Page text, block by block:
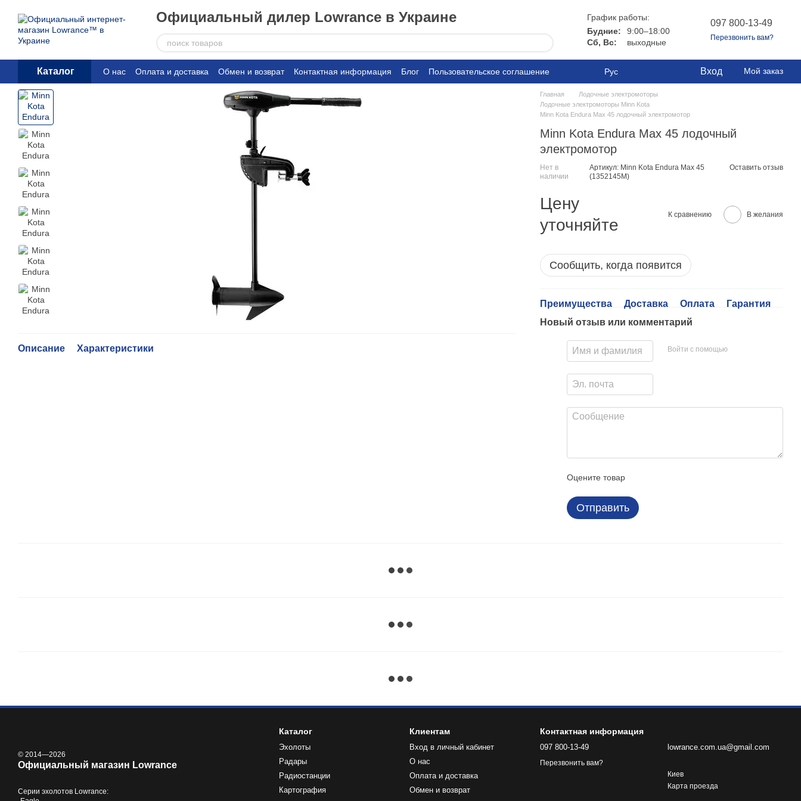
Официальный дилер Lowrance в Украине
График работы:
Будние:
9:00–18:00
Сб, Вс:
выходные
097 800-13-49
Перезвонить вам?
Каталог О нас Оплата и доставка Обмен и возврат Контактная информация Блог Пользовательское соглашение Рус Вход Мой заказ
Описание Характеристики
Главная
Лодочные электромоторы
Лодочные электромоторы Minn Kota
Minn Kota Endura Max 45 лодочный электромотор
Minn Kota Endura Max 45 лодочный
электромотор
Нет в
наличии
Артикул: Minn Kota Endura Max 45
(1352145М)
Оставить отзыв
Цену
уточняйте
К сравнению В желания
Сообщить, когда появится
Преимущества Доставка Оплата
Гарантия
Новый отзыв или комментарий
Войти с помощью
Оцените товар
Отправить
© 2014—2026
Официальный магазин Lowrance
Серии эхолотов Lowrance:
Каталог
Эхолоты
Радары
Радиостанции
Картография
Клиентам
Вход в личный кабинет
О нас
Оплата и доставка
Обмен и возврат
Контактная информация
097 800-13-49
Перезвонить вам?
lowrance.com.ua@gmail.com
Киев
Карта проезда